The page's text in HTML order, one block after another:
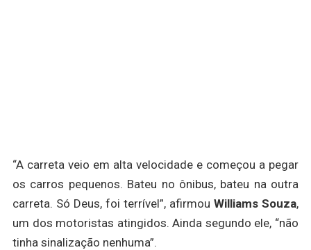
“A carreta veio em alta velocidade e começou a pegar
os carros pequenos. Bateu no ônibus, bateu na outra
carreta. Só Deus, foi terrível”, afirmouWilliams Souza,
um dos motoristas atingidos. Ainda segundo ele, “não
tinha sinalização nenhuma”.